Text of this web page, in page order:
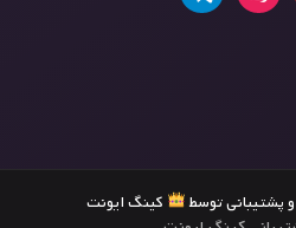
پشتیبانی توسط کینگ ایونت